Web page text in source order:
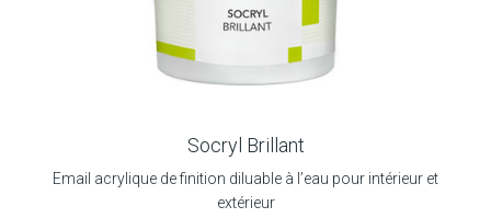
Socryl Brillant
Email acrylique de finition diluable à l’eau pour intérieur et
extérieur